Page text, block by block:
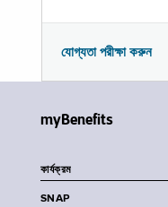
যোগ্যতা পরীক্ষা করুন
myBenefits
কার্যক্রম
SNAP